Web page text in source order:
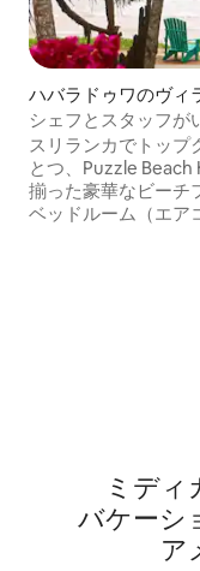
ハバラドゥワのヴィ
シェフとスタッフが
ルームのビーチフロ
スリランカでトップ
とつ、Puzzle
揃った豪華なビーチ
ベッドルーム（エア
ミディ
バ⁠ケ⁠ー⁠シ⁠
ア⁠